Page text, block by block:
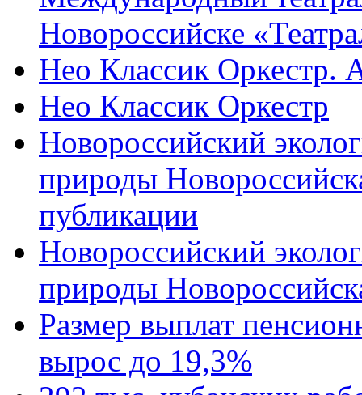
Новороссийске
Нео Классик Оркестр.
Нео Классик Оркестр
Новороссийский
природы
публикации
Новороссийский
природы
Размер выплат
вырос до 19,3%